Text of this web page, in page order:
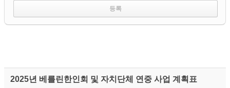
2025년 베를린한인회 및 자치단체 연중 사업 계획표